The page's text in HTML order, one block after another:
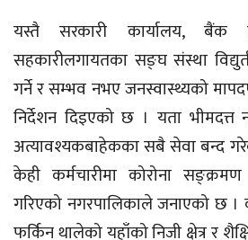
यस्तै सरकारी कार्यालय, बैंक
सहकारीलगायतका सङ्घ संस्था
गर्ने र सम्भव नभए जनस्वास्थ्यको
निर्देशन दिइएको छ । यता
अत्यावश्यकबाहेकका सबै सेवा बन्द
केही कर्मचारीमा कोरोना
गरिएको नगरपालिकाले जनाएको छ ।
फर्किन थालेको यहाँको निजी क्षेत्र र